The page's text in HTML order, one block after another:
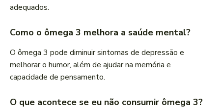
adequados.
Como o ômega 3 melhora a saúde mental?
O ômega 3 pode diminuir sintomas de depressão e
melhorar o humor, além de ajudar na memória e
capacidade de pensamento.
O que acontece se eu não consumir ômega 3?